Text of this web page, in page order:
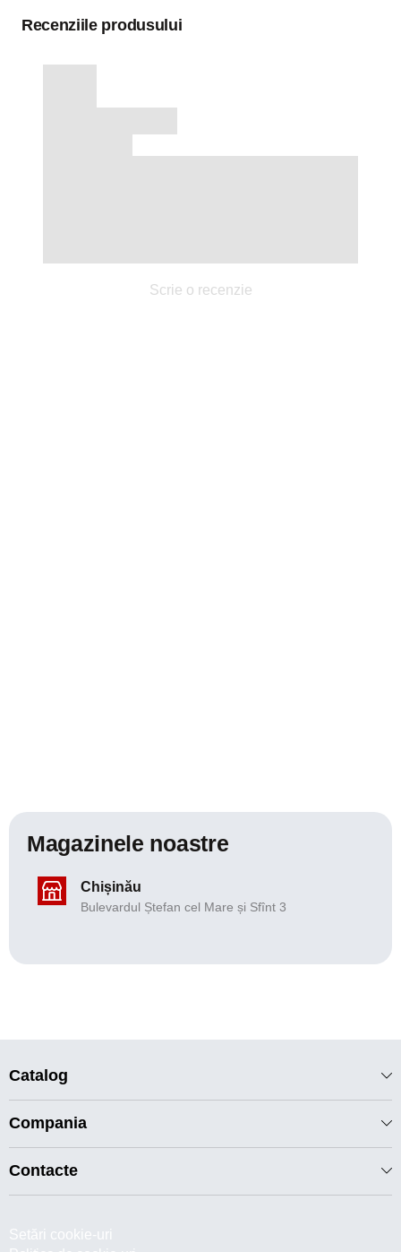
Recenziile produsului
Scrie o recenzie
Magazinele noastre
Chișinău
Bulevardul Ștefan cel Mare și Sfînt 3
Catalog
Compania
Contacte
Setări cookie-uri